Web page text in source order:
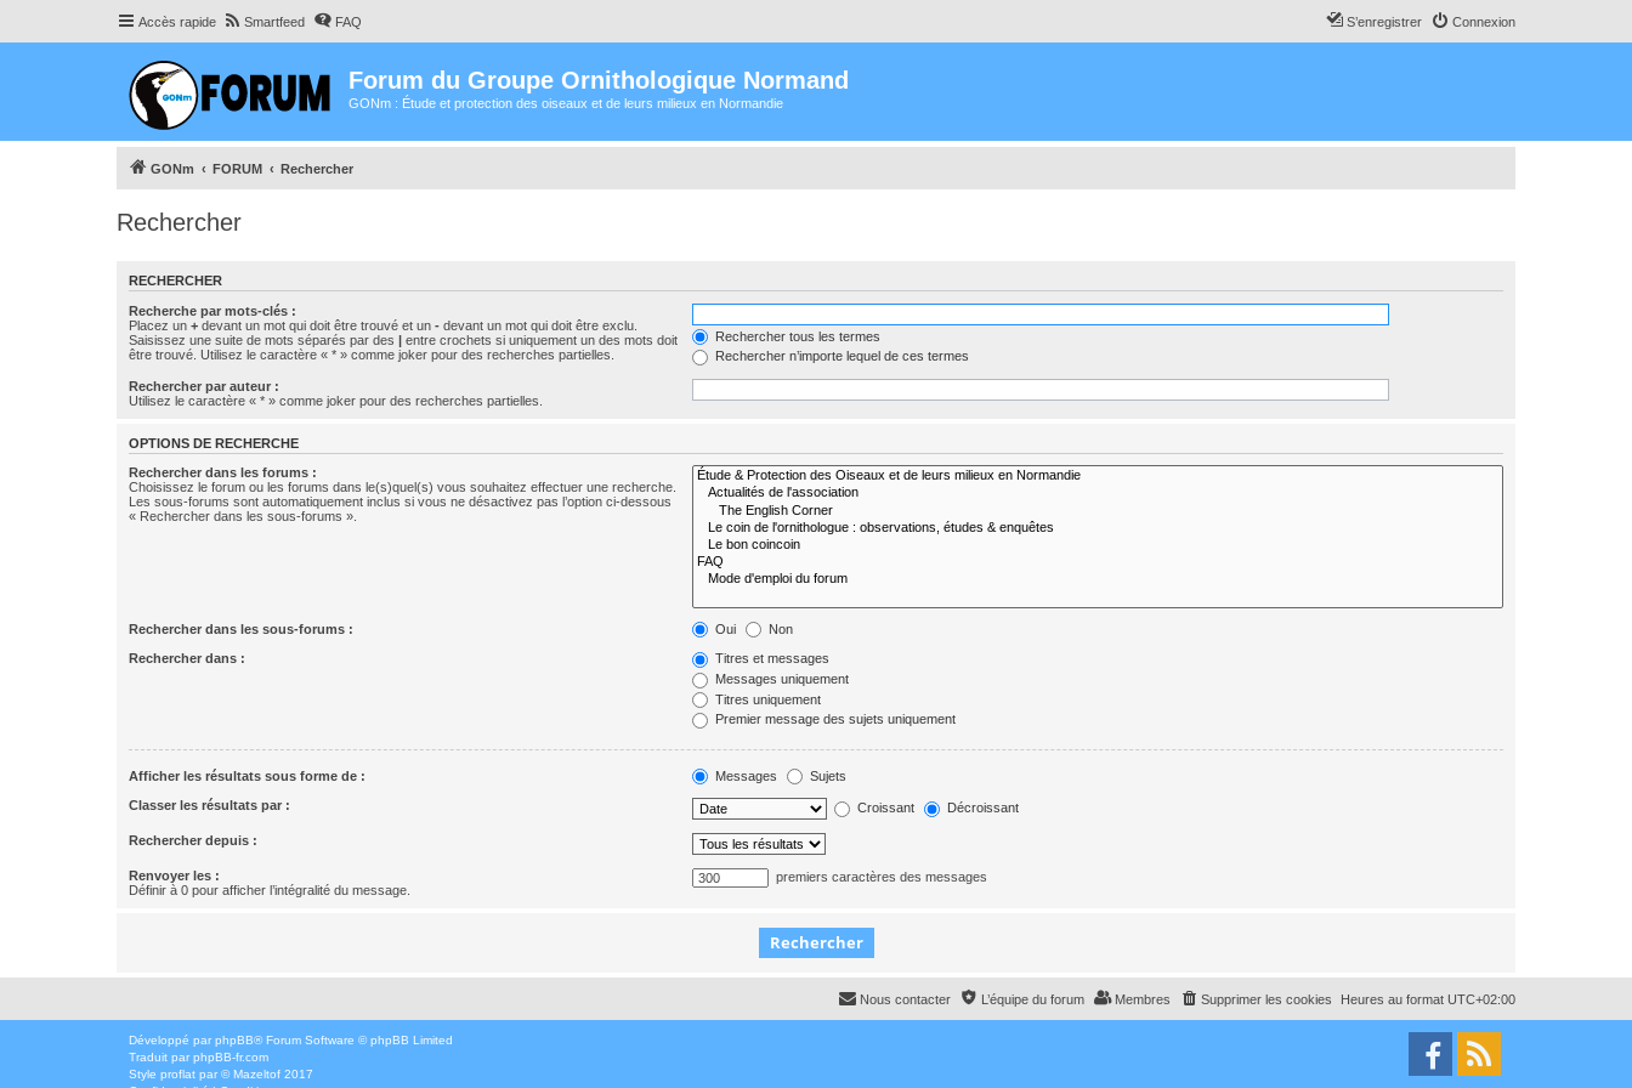
Accès rapide Smartfeed FAQ Connexion
S’enregistrer
Forum du Groupe Ornithologique Normand
GONm : Étude et protection des oiseaux et de leurs milieux en Normandie
GONm FORUM Rechercher
Rechercher
RECHERCHER
Recherche par mots-clés :
Placez un + devant un mot qui doit être trouvé et un - devant un mot qui doit être exclu.
Saisissez une suite de mots séparés par des | entre crochets si uniquement un des mots doit
être trouvé. Utilisez le caractère « * » comme joker pour des recherches partielles.
Rechercher tous les termes
Rechercher n’importe lequel de ces termes
Rechercher par auteur :
Utilisez le caractère « * » comme joker pour des recherches partielles.
OPTIONS DE RECHERCHE
Rechercher dans les forums :
Choisissez le forum ou les forums dans le(s)quel(s) vous souhaitez effectuer une recherche.
Les sous-forums sont automatiquement inclus si vous ne désactivez pas l’option ci-dessous
« Rechercher dans les sous-forums ».
Rechercher dans les sous-forums : Oui Non
Rechercher dans :
Titres et messages
Messages uniquement
Titres uniquement
Premier message des sujets uniquement
Afficher les résultats sous forme de : Messages Sujets
Classer les résultats par : Croissant Décroissant
Rechercher depuis :
Renvoyer les :
Définir à 0 pour afficher l’intégralité du message.
premiers caractères des messages
Heures au format UTC+02:00
Supprimer les cookies
Membres
L’équipe du forum
Nous contacter
Développé par phpBB® Forum Software © phpBB Limited
Traduit par phpBB-fr.com
Style proflat par © Mazeltof 2017